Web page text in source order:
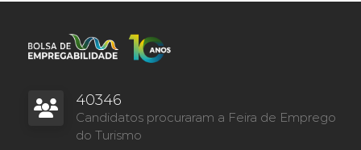
40346
Candidatos procuraram a Feira de Emprego
do Turismo